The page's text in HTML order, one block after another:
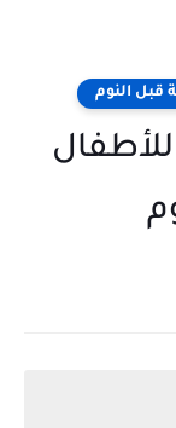
للأطفال